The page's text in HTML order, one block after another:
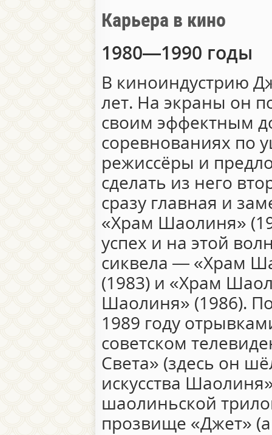
Карьера в кино
1980—1990 годы
В киноиндустрию
лет. На экраны он
своим эффектным
соревнованиях по
режиссёры и
сделать из него
сразу главная и
«Храм Шаолиня»
успех и на этой
сиквела — «Храм
(1983) и «Храм
Шаолиня» (1986).
1989 году
советском
Света» (здесь он
искусства
шаолиньской
прозвище «Джет»